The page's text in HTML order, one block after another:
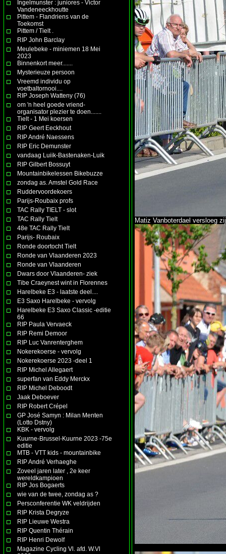
Ingelmunster : juniores - Victor
Vandeneeckhoutte
Pittem - Flandriens van de
Toekomst
Pittem / Tielt .
RIP John Barclay
Meulebeke - miniemen 18 Mei
2023
Binnenkort meer.......
Mysterieuze persoon
Vreemd individu op
voetbaltornooi....
RIP Joseph Watteny (76)
om 'n heel goede vriend-
organisator plezier te doen.......
Tielt - 1 Mei koersen
RIP Geert Eeckhout
RIP André Naessens
RIP Eric Demunster
vandaag Luiik-Bastenaken-Luik
RIP Gilbert Bossuyt
Mountainbikelessen Bikebuzze
zondag as. Amstel Gold Race
Ruddervoordekoers
Parijs-Roubaix profs
TAC Rally TIELT - slot
TAC Rally Tielt
48e TAC Rally Tielt
Parijs- Roubaix
Ronde doortocht Tielt
Ronde van Vlaanderen 2023
Ronde van Vlaanderen
Dwars door Vlaanderen- ziek
Tibe Craeynest wint in Florennes
Harelbeke E3 - laatste deel....
E3 Saxo Harelbeke - vervolg
Harelbeke E3 Saxo Classic -editie
66
RIP Paula Vervaeck
RIP Remi Demoor
RIP Luc Vanrenterghem
Nokerekoerse - vervolg
Nokerekoerse 2023 -deel 1
RIP Michel Allegaert
superfan van Eddy Merckx
RIP Michel Deboodt
Jaak Deboever
RIP Robert Crépel
GP José Samyn : Milan Menten
(Lotto Dstny)
KBK - vervolg
Kuurne-Brussel-Kuurne 2023 -75e
editie
MTB - VTT kids - mountainbike
RIP André Verhaeghe
Zoveel jaren later , 2e keer
wereldkampioen
RIP Jos Bogaerts
wie van de twee, zondag as ?
Persconferentie WK veldrijden
RIP Krista Degryze
RIP Lieuwe Westra
RIP Quentin Thérain
RIP Henri Dewolf
Magazine Cycling Vl. afd. W.Vl
Matiz Vanboterdael versloeg